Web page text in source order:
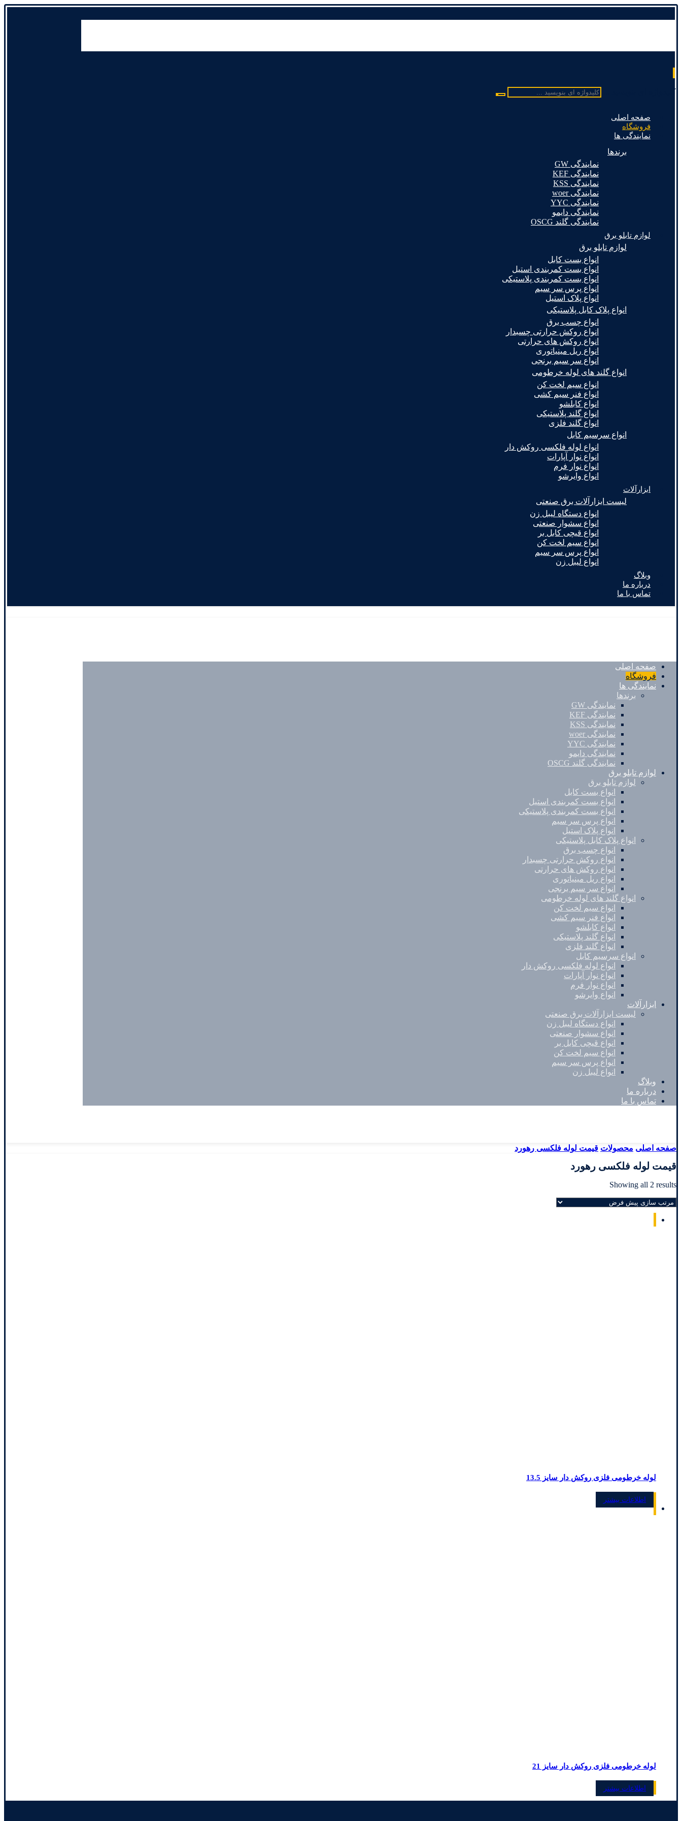
کلیدواژه ای بنویسید ...
صفحه اصلی
فروشگاه
نمایندگی ها
برندها
نمایندگی GW
نمایندگی KEF
نمایندگی KSS
نمایندگی woer
نمایندگی YYC
نمایندگی دایمو
نمایندگی گلند OSCG
لوازم تابلو برق
لوازم تابلو برق
انواع بست کابل
انواع بست کمربندی استیل
انواع بست کمربندی پلاستیکی
انواع پرس سر سیم
انواع پلاک استیل
انواع پلاک کابل پلاستیکی
انواع چسب برق
انواع روکش حرارتی چسبدار
انواع روکش های حرارتی
انواع ریل مینیاتوری
انواع سر سیم برنجی
انواع گلند های لوله خرطومی
انواع سیم لخت کن
انواع فنر سیم کشی
انواع کابلشو
انواع گلند پلاستیکی
انواع گلند فلزی
انواع سرسیم کابل
انواع لوله فلکسی روکش دار
انواع نوار آپارات
انواع نوار فرم
انواع وایرشو
ابزارآلات
لیست ابزارآلات برق صنعتی
انواع دستگاه لیبل زن
انواع سشوار صنعتی
انواع قیچی کابل بر
انواع سیم لخت کن
انواع پرس سر سیم
انواع لیبل زن
وبلاگ
درباره ما
تماس با ما
صفحه اصلی
فروشگاه
نمایندگی ها
برندها
نمایندگی GW
نمایندگی KEF
نمایندگی KSS
نمایندگی woer
نمایندگی YYC
نمایندگی دایمو
نمایندگی گلند OSCG
لوازم تابلو برق
لوازم تابلو برق
انواع بست کابل
انواع بست کمربندی استیل
انواع بست کمربندی پلاستیکی
انواع پرس سر سیم
انواع پلاک استیل
انواع پلاک کابل پلاستیکی
انواع چسب برق
انواع روکش حرارتی چسبدار
انواع روکش های حرارتی
انواع ریل مینیاتوری
انواع سر سیم برنجی
انواع گلند های لوله خرطومی
انواع سیم لخت کن
انواع فنر سیم کشی
انواع کابلشو
انواع گلند پلاستیکی
انواع گلند فلزی
انواع سرسیم کابل
انواع لوله فلکسی روکش دار
انواع نوار آپارات
انواع نوار فرم
انواع وایرشو
ابزارآلات
لیست ابزارآلات برق صنعتی
انواع دستگاه لیبل زن
انواع سشوار صنعتی
انواع قیچی کابل بر
انواع سیم لخت کن
انواع پرس سر سیم
انواع لیبل زن
وبلاگ
درباره ما
تماس با ما
صفحه اصلی محصولات قیمت لوله فلکسی رهورد
قیمت لوله فلکسی رهورد
Showing all 2 results
لوله خرطومی فلزی روکش دار سایز 13.5
اطلاعات بیشتر
لوله خرطومی فلزی روکش دار سایز 21
اطلاعات بیشتر